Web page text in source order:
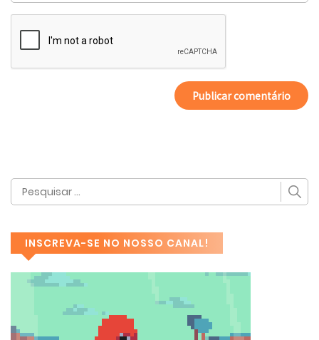
INSCREVA-SE NO NOSSO CANAL!